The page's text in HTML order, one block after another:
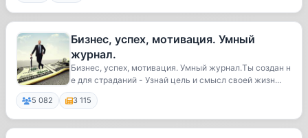
Бизнес, успех, мотивация. Умный
журнал.
Бизнес, успех, мотивация. Умный журнал.Ты создан н
е для страданий - Узнай цель и смысл своей жизн...
5 082 3 115